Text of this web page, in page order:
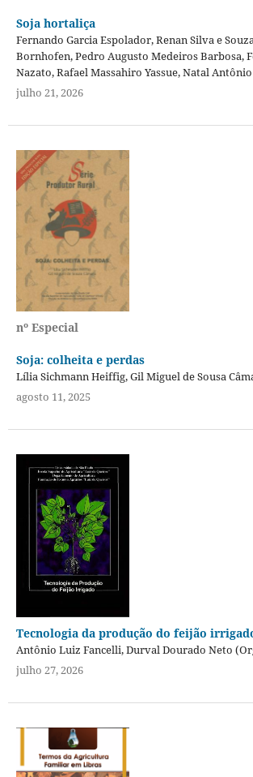
Soja hortaliça
Fernando Garcia Espolador, Renan Silva e
Bornhofen, Pedro Augusto Medeiros Barbosa,
Nazato, Rafael Massahiro Yassue, Natal
julho 21, 2026
nº Especial
Soja: colheita e perdas
Lília Sichmann Heiffig, Gil Miguel de Sousa
agosto 11, 2025
Tecnologia da produção do feijão
Antônio Luiz Fancelli, Durval Dourado Neto
julho 27, 2026